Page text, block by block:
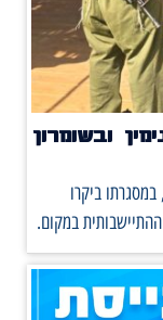
ובשומרון
במסגרתו ביקרו
במקום.